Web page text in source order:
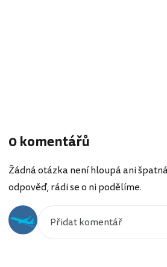
0 komentářů
Žádná otázka není hloupá ani
odpověď, rádi se o ni podělíme.